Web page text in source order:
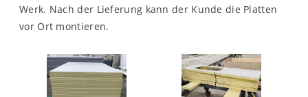
Werk. Nach der Lieferung kann der Kunde die Platten
vor Ort montieren.